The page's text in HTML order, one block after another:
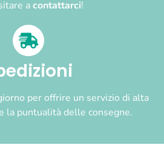
acontattarci!
per offrire un servizio di alta
la puntualità delle consegne.